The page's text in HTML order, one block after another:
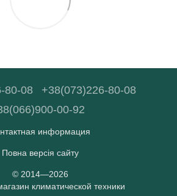
80-08
+38(073)226-80-08
00-92
информация
Повна версія сайту
© 2014—2026
климатической техники